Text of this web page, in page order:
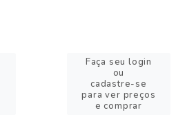
Faça seu login
ou
cadastre-se
para ver preços
e comprar